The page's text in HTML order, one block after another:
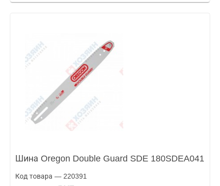
Шина Oregon Double Guard SDE 180SDEA041
Код товара — 220391